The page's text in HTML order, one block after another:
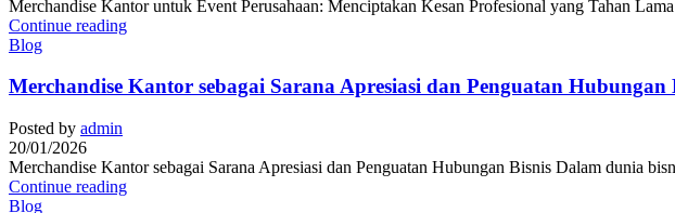
Merchandise Kantor untuk Event Perusahaan: Menciptakan Kesan Profesional yang Tahan
Continue reading
Blog
Merchandise Kantor sebagai Sarana Apresiasi dan Penguatan Hubungan
Posted by admin
20/01/2026
Merchandise Kantor sebagai Sarana Apresiasi dan Penguatan Hubungan Bisnis Dalam dunia
Continue reading
Blog